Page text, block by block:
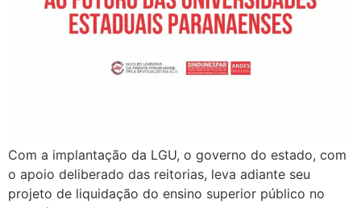
Com a implantação da LGU, o governo do estado, com
o apoio deliberado das reitorias, leva adiante seu
projeto de liquidação do ensino superior público no